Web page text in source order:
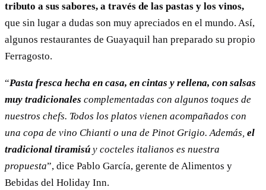
tributo a sus sabores, a través de las pastas y los vinos,
que sin lugar a dudas son muy apreciados en el mundo. Así,
algunos restaurantes de Guayaquil han preparado su propio
Ferragosto.
“Pasta fresca hecha en casa, en cintas y rellena, con salsas
muy tradicionales complementadas con algunos toques de
nuestros chefs. Todos los platos vienen acompañados con
una copa de vino Chianti o una de Pinot Grigio. Además, el
tradicional tiramisú y cocteles italianos es nuestra
propuesta”, dice Pablo García, gerente de Alimentos y
Bebidas del Holiday Inn.